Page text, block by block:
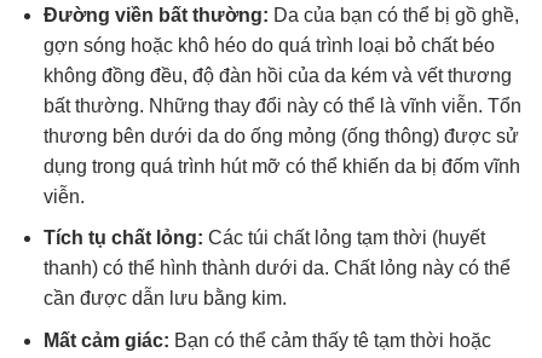
Đường viền bất thường: Da của bạn có thể bị gồ ghề,
gợn sóng hoặc khô héo do quá trình loại bỏ chất béo
không đồng đều, độ đàn hồi của da kém và vết thương
bất thường. Những thay đổi này có thể là vĩnh viễn. Tổn
thương bên dưới da do ống mỏng (ống thông) được sử
dụng trong quá trình hút mỡ có thể khiến da bị đốm vĩnh
viễn.
Tích tụ chất lỏng: Các túi chất lỏng tạm thời (huyết
thanh) có thể hình thành dưới da. Chất lỏng này có thể
cần được dẫn lưu bằng kim.
Mất cảm giác: Bạn có thể cảm thấy tê tạm thời hoặc